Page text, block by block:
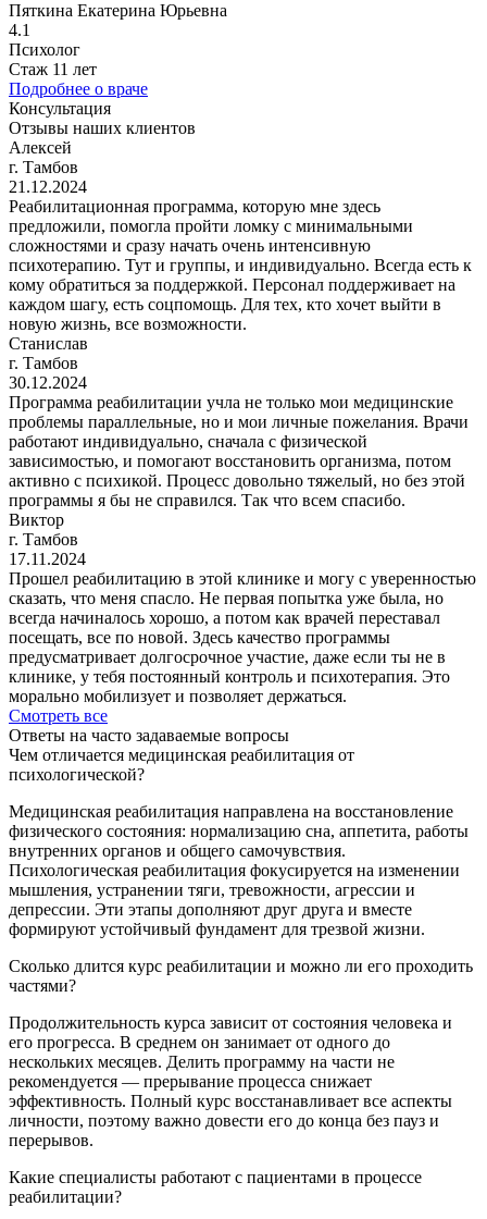
Пяткина Екатерина Юрьевна
4.1
Психолог
Стаж 11 лет
Подробнее о враче
Консультация
Отзывы наших клиентов
Алексей
г. Тамбов
21.12.2024
Реабилитационная программа, которую мне здесь
предложили, помогла пройти ломку с минимальными
сложностями и сразу начать очень интенсивную
психотерапию. Тут и группы, и индивидуально. Всегда есть к
кому обратиться за поддержкой. Персонал поддерживает на
каждом шагу, есть соцпомощь. Для тех, кто хочет выйти в
новую жизнь, все возможности.
Станислав
г. Тамбов
30.12.2024
Программа реабилитации учла не только мои медицинские
проблемы параллельные, но и мои личные пожелания. Врачи
работают индивидуально, сначала с физической
зависимостью, и помогают восстановить организма, потом
активно с психикой. Процесс довольно тяжелый, но без этой
программы я бы не справился. Так что всем спасибо.
Виктор
г. Тамбов
17.11.2024
Прошел реабилитацию в этой клинике и могу с уверенностью
сказать, что меня спасло. Не первая попытка уже была, но
всегда начиналось хорошо, а потом как врачей переставал
посещать, все по новой. Здесь качество программы
предусматривает долгосрочное участие, даже если ты не в
клинике, у тебя постоянный контроль и психотерапия. Это
морально мобилизует и позволяет держаться.
Смотреть все
Ответы на часто задаваемые вопросы
Чем отличается медицинская реабилитация от
психологической?
Медицинская реабилитация направлена на восстановление
физического состояния: нормализацию сна, аппетита, работы
внутренних органов и общего самочувствия.
Психологическая реабилитация фокусируется на изменении
мышления, устранении тяги, тревожности, агрессии и
депрессии. Эти этапы дополняют друг друга и вместе
формируют устойчивый фундамент для трезвой жизни.
Сколько длится курс реабилитации и можно ли его проходить
частями?
Продолжительность курса зависит от состояния человека и
его прогресса. В среднем он занимает от одного до
нескольких месяцев. Делить программу на части не
рекомендуется — прерывание процесса снижает
эффективность. Полный курс восстанавливает все аспекты
личности, поэтому важно довести его до конца без пауз и
перерывов.
Какие специалисты работают с пациентами в процессе
реабилитации?